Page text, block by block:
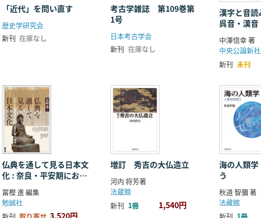
「近代」を問い直す
歴史学研究会
新刊 在庫なし
考古学雑誌 第109巻第
1号
日本考古学会
新刊 在庫なし
漢字と音読
呉音・漢
い世界
中澤信幸 著
中央公論新社
新刊 未刊
仏典を通して見る日本文
化 : 奈良・平安期におけ
る仏教の受容・融合・展
開
冨樫 進 編集
勉誠社
3,520円
増訂 秀吉の大仏造立
河内 将芳著
法蔵館
新刊 1冊 1,540円
海の人類
う
秋道 智彌 著
法藏館